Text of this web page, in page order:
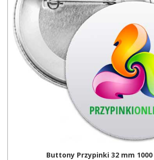
Buttony Przypinki 32 mm